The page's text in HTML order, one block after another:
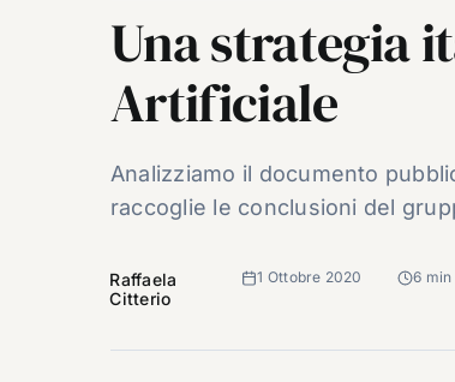
Una strategia
Artificiale
Analizziamo il documento
raccoglie le conclusioni del
Raffaela
Citterio
1 Ottobre 2020 6